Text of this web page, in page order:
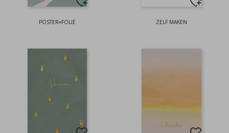
POSTER+FOLIE ZELF MAKEN